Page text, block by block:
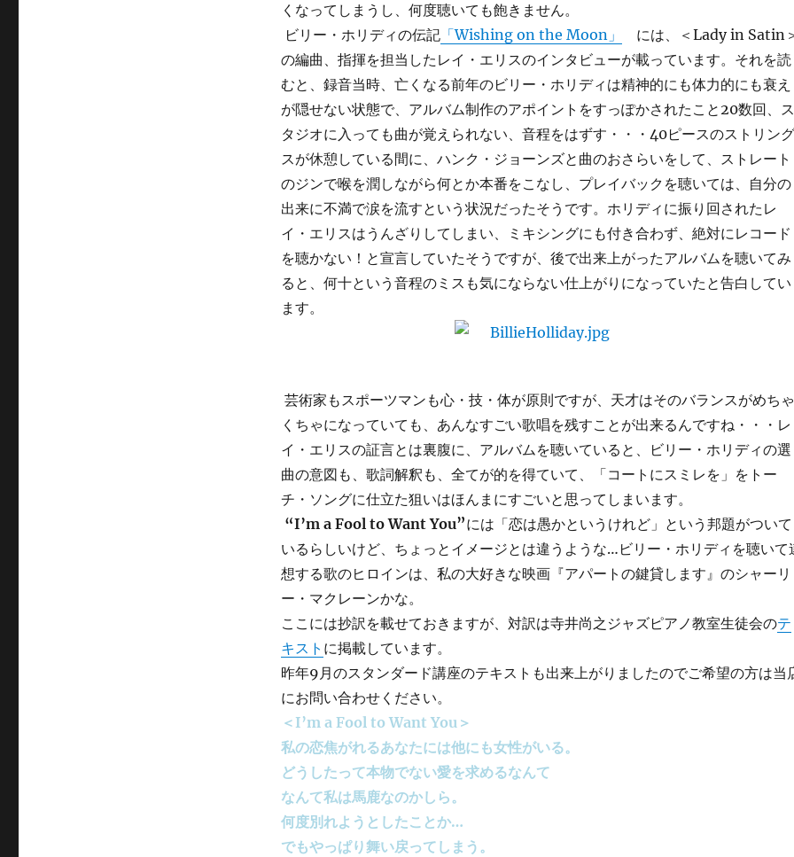
くなってしまうし、何度聴いても飽きません。
ビリー・ホリディの伝記「Wishing on the Moon」
には、＜Lady in Satin
の編曲、指揮を担当したレイ・エリスのインタビューが載っています。それを読
むと、録音当時、亡くなる前年のビリー・ホリディは精神的にも体力的にも衰え
が隠せない状態で、アルバム制作のアポイントをすっぽかされたこと20数回、ス
タジオに入っても曲が覚えられない、音程をはずす・・・40ピースのストリング
スが休憩している間に、ハンク・ジョーンズと曲のおさらいをして、ストレート
のジンで喉を潤しながら何とか本番をこなし、プレイバックを聴いては、自分の
出来に不満で涙を流すという状況だったそうです。ホリディに振り回されたレ
イ・エリスはうんざりしてしまい、ミキシングにも付き合わず、絶対にレコード
を聴かない！と宣言していたそうですが、後で出来上がったアルバムを聴いてみ
ると、何十という音程のミスも気にならない仕上がりになっていたと告白してい
ます。
芸術家もスポーツマンも心・技・体が原則ですが、天才はそのバランスがめちゃ
くちゃになっていても、あんなすごい歌唱を残すことが出来るんですね・・・レ
イ・エリスの証言とは裏腹に、アルバムを聴いていると、ビリー・ホリディの選
曲の意図も、歌詞解釈も、全てが的を得ていて、「コートにスミレを」をトー
チ・ソングに仕立た狙いはほんまにすごいと思ってしまいます。
“I’m a Fool to Want You”には「恋は愚かというけれど」という邦題がついて
いるらしいけど、ちょっとイメージとは違うような…ビリー・ホリディを聴いて
想する歌のヒロインは、私の大好きな映画『アパートの鍵貸します』のシャーリ
ー・マクレーンかな。
ここには抄訳を載せておきますが、対訳は寺井尚之ジャズピアノ教室生徒会のテ
キスト に掲載しています。
昨年9月のスタンダード講座のテキストも出来上がりましたのでご希望の方は当
にお問い合わせください。
＜I’m a Fool to Want You＞
私の恋焦がれるあなたには他にも女性がいる。
どうしたって本物でない愛を求めるなんて
なんて私は馬鹿なのかしら。
何度別れようとしたことか…
でもやっぱり舞い戻ってしまう。